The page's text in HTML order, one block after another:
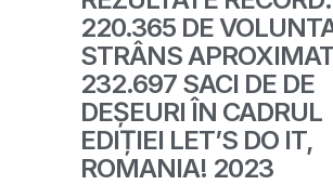
220.365 DE
STRÂNS
232.697 SACI DE DE
DEȘEURI ÎN CADRUL
EDIȚIEI LET’S DO IT,
ROMANIA! 2023